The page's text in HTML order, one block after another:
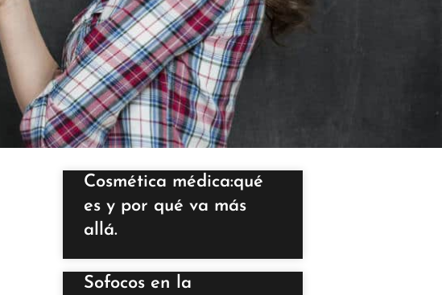
Cosmética médica:qué
es y por qué va más
allá.
Sofocos en la